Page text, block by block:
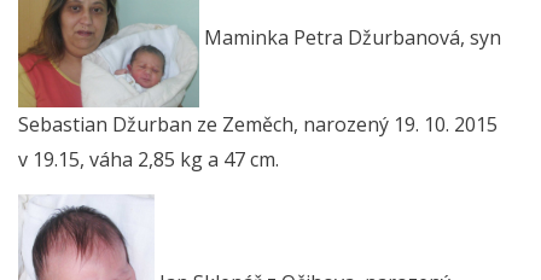
Maminka Petra Džurbanová, syn
Sebastian Džurban ze Zeměch, narozený 19. 10. 2015
v 19.15, váha 2,85 kg a 47 cm.